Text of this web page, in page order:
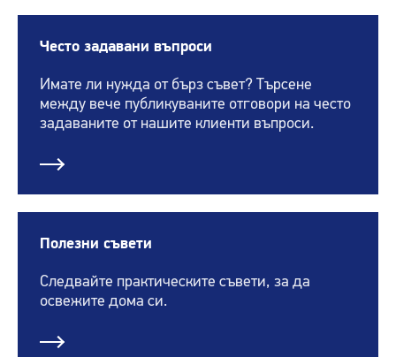
Често задавани въпроси
Имате ли нужда от бърз съвет? Търсене
между вече публикуваните отговори на често
задаваните от нашите клиенти въпроси.
Полезни съвети
Следвайте практическите съвети, за да
освежите дома си.